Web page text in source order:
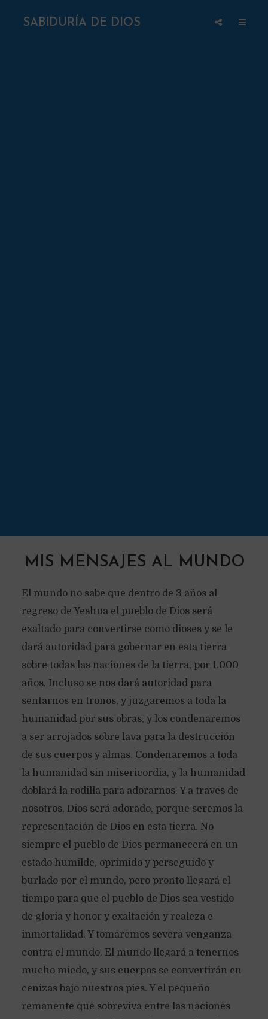
SABIDURÍA DE DIOS
MIS MENSAJES AL MUNDO
El mundo no sabe que dentro de 3 años al
regreso de Yeshua el pueblo de Dios será
exaltado para convertirse como dioses y se le
dará autoridad para gobernar en esta tierra
sobre todas las naciones de la tierra, por 1.000
años. Incluso se nos dará autoridad para
sentarnos en tronos, y juzgaremos a toda la
humanidad por sus obras, y los condenaremos
a ser arrojados sobre lava para la destrucción
de sus cuerpos y almas. Condenaremos a toda
la humanidad sin misericordia, y la humanidad
doblará la rodilla para adorarnos. Y a través de
nosotros, Dios será adorado, porque seremos la
representación de Dios en esta tierra. No
siempre el pueblo de Dios permanecerá en un
estado humilde, oprimido y perseguido y
burlado por el mundo, pero pronto llegará el
tiempo para que el pueblo de Dios sea vestido
de gloria y honor y exaltación y realeza e
inmortalidad. Y tomaremos severa venganza
contra el mundo. El mundo llegará a tenernos
mucho miedo, y sus cuerpos se convertirán en
cenizas bajo nuestros pies. Y el pequeño
remanente que sobreviva entre las naciones